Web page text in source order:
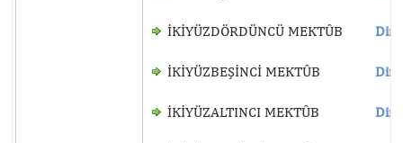
İKİYÜZDÖRDÜNCÜ MEKTÛB
İKİYÜZBEŞİNCİ MEKTÛB
İKİYÜZALTINCI MEKTÛB